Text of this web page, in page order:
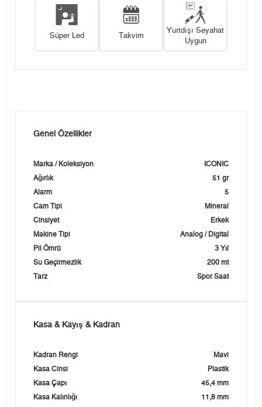
Süper Led Takvim
Yurtdışı Seyahat
Uygun
Genel Özellikler
Marka / Koleksiyon
ICONIC
Ağırlık
51 gr
Alarm
5
Cam Tipi
Mineral
Cinsiyet
Erkek
Makine Tipi
Analog / Digital
Pil Ömrü
3 Yıl
Su Geçirmezlik
200 mt
Tarz
Spor Saat
Kasa & Kayış & Kadran
Kadran Rengi
Mavi
Kasa Cinsi
Plastik
Kasa Çapı
45,4 mm
Kasa Kalınlığı
11,8 mm